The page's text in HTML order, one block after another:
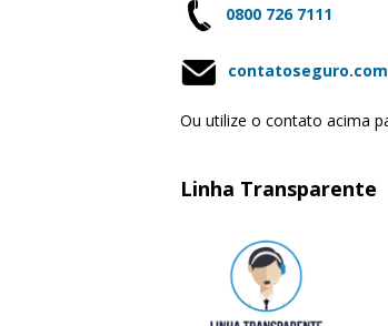
0800 726 7111
Ou utilize o contato acima
Linha Transparente